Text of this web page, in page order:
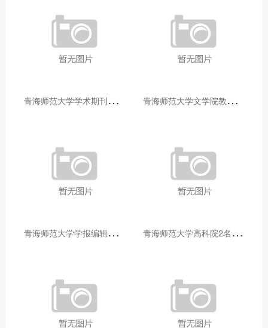
青
海师范大学学术期刊两个专栏入选2025年青海省期刊重点专栏 青
海师范大学文学院教师赴山东省相关高校和学术机构交流学习
青
海师范大学学报编辑部赴大通县城关镇上毛佰胜村开展帮扶慰问活动 青
海师范大学高科院2名专家当选中国科学院院士